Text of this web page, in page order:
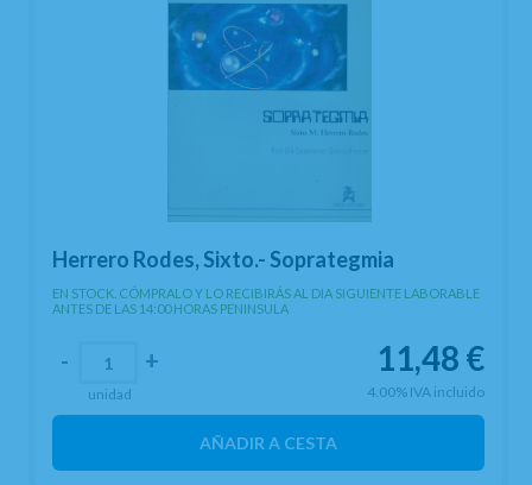
Herrero Rodes, Sixto.- Soprategmia
EN STOCK. CÓMPRALO Y LO RECIBIRÁS AL DIA SIGUIENTE LABORABLE
ANTES DE LAS 14:00 HORAS PENINSULA
11,48 €
4.00% IVA incluido
- +
unidad
AÑADIR A CESTA